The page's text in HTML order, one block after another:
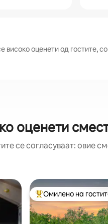
високо оценети од гостите,
оценети
се согласуваат: овие
Меѓу најуспешните
Омилено на